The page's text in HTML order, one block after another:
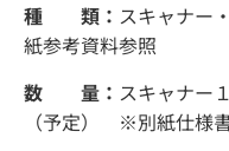
種 類： スキャナー
紙参考資料参照
数 量： スキャナー
（予定） ※別紙仕様